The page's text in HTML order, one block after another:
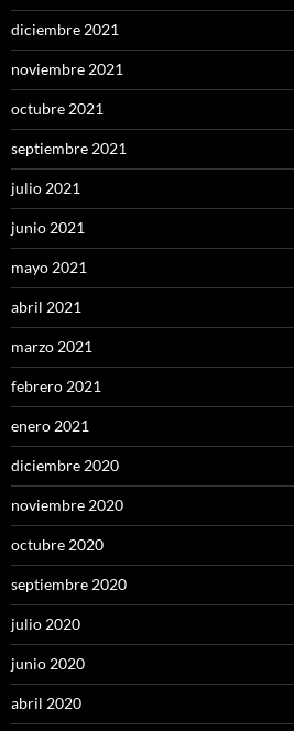
diciembre 2021
noviembre 2021
octubre 2021
septiembre 2021
julio 2021
junio 2021
mayo 2021
abril 2021
marzo 2021
febrero 2021
enero 2021
diciembre 2020
noviembre 2020
octubre 2020
septiembre 2020
julio 2020
junio 2020
abril 2020